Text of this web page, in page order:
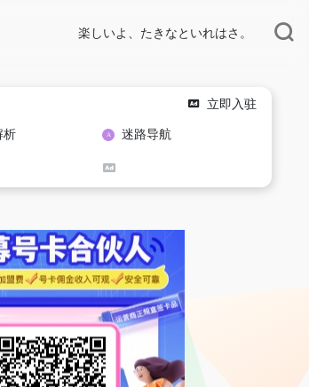
楽しいよ、たきなといれはさ。
立即入驻
析 迷路导航